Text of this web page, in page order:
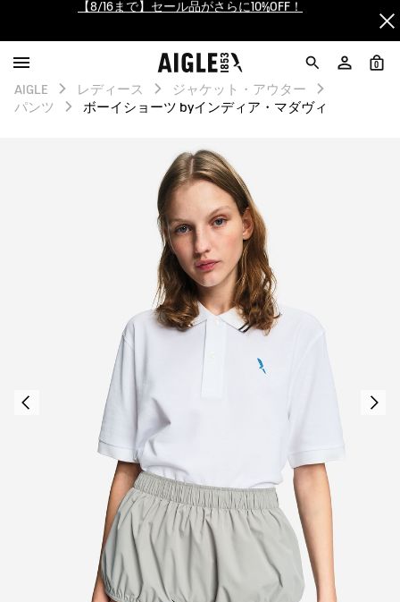
ログイン/会員登録で送料＆返品無料
AIGLE CLUB ポイントサービス終了のお知らせ
【8/16まで】セール品がさらに10%OFF！
【最大50%OFF】FINAL SALEがスタート！
ログイン/会員登録で送料＆返品無料
AIGLE CLUB ポイントサービス終了のお知らせ
0
AIGLE レディース
ジャケット・アウター
パンツ
ボーイショーツ byインディア・マダヴィ